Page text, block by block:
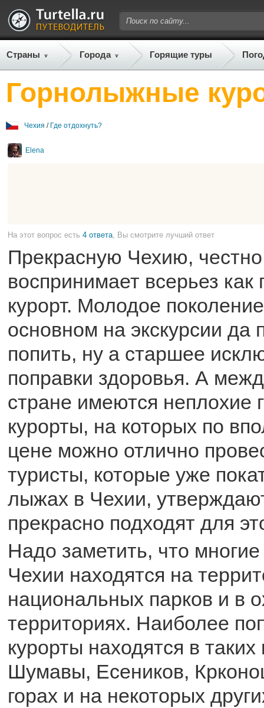
Страны Города Горящие туры
Горнолыжные
Чехия / Где отдохнуть?
Elena
На этот вопрос есть 4 ответа, Вы смотрите лучший ответ
Прекрасную Чехию, честно
воспринимает всерьез
курорт. Молодое
основном на экскурсии да
попить, ну а старшее
поправки здоровья. А
стране имеются неплохие
курорты, на которых по
цене можно отлично
туристы, которые уже
лыжах в Чехии,
прекрасно подходят для
Надо заметить, что
Чехии находятся на
национальных парков и в
территориях. Наиболее
курорты находятся в таких
Шумавы, Есеников,
горах и на некоторых